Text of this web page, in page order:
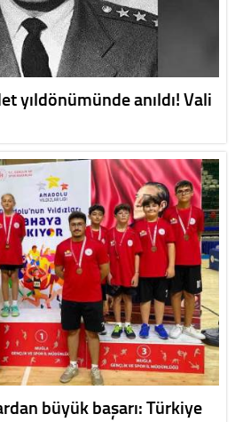
yıldönümünde anıldı! Vali
büyük başarı: Türkiye